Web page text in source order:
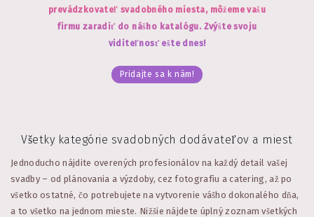
prevádzkovateľ svadobného miesta, môžeme vašu
firmu zaradiť do nášho katalógu. Zvýšte svoju
viditeľnosť ešte dnes!
Pridajte sa k nám!
Všetky kategórie svadobných dodávateľov a miest
Jednoducho nájdite overených profesionálov na každý detail vašej
svadby – od plánovania a výzdoby, cez fotografiu a catering, až po
všetko ostatné, čo potrebujete na vytvorenie vášho dokonalého dňa,
a to všetko na jednom mieste. Nižšie nájdete úplný zoznam všetkých